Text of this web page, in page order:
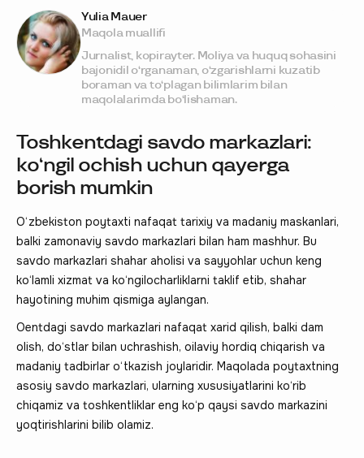
Toshkentdagi savdo markazlari:
ko‘ngil ochish uchun qayerga
borish mumkin
O‘zbekiston poytaxti nafaqat tarixiy va madaniy maskanlari,
balki zamonaviy savdo markazlari bilan ham mashhur. Bu
savdo markazlari shahar aholisi va sayyohlar uchun keng
ko‘lamli xizmat va ko‘ngilocharliklarni taklif etib, shahar
hayotining muhim qismiga aylangan.
Oentdagi savdo markazlari nafaqat xarid qilish, balki dam
olish, do‘stlar bilan uchrashish, oilaviy hordiq chiqarish va
madaniy tadbirlar o‘tkazish joylaridir. Maqolada poytaxtning
asosiy savdo markazlari, ularning xususiyatlarini ko‘rib
chiqamiz va toshkentliklar eng ko‘p qaysi savdo markazini
yoqtirishlarini bilib olamiz.
Yulia Mauer
Maqola muallifi
Jurnalist, kopirayter. Moliya va huquq sohasini
bajonidil o‘rganaman, o‘zgarishlarni kuzatib
boraman va to‘plagan bilimlarim bilan
maqolalarimda bo‘lishaman.